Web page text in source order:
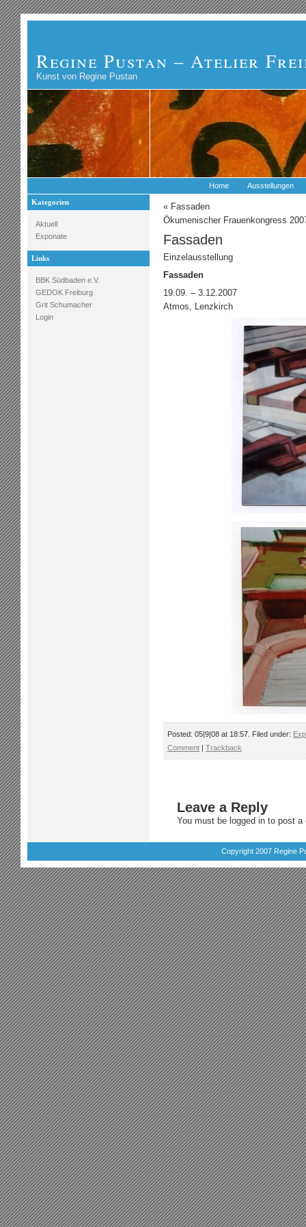
Regine Pustan – Atelier
Kunst von Regine Pustan
Home Ausstellungen
Kategorien
Aktuell
Exponate
Links
BBK Südbaden e.V.
GEDOK Freiburg
Grit Schumacher
Login
« Fassaden
Ökumenischer Frauenkongress
Fassaden
Einzelausstellung
Fassaden
19.09. – 3.12.2007
Atmos, Lenzkirch
Posted: 05|9|08 at 18:57. Filed under:
Comment | Trackback
Leave a Reply
You must be logged in to post a
Copyright 2007 Regine